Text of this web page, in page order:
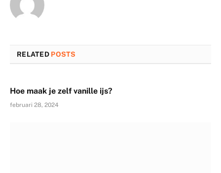
RELATED POSTS
Hoe maak je zelf vanille ijs?
februari 28, 2024